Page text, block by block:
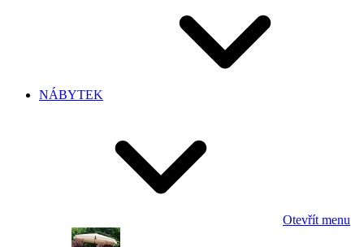
NÁBYTEK
Otevřít menu